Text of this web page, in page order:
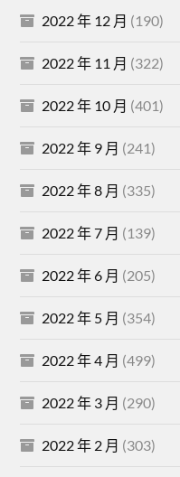
2022 年 12 月 (190)
2022 年 11 月 (322)
2022 年 10 月 (401)
2022 年 9 月 (241)
2022 年 8 月 (335)
2022 年 7 月 (139)
2022 年 6 月 (205)
2022 年 5 月 (354)
2022 年 4 月 (499)
2022 年 3 月 (290)
2022 年 2 月 (303)